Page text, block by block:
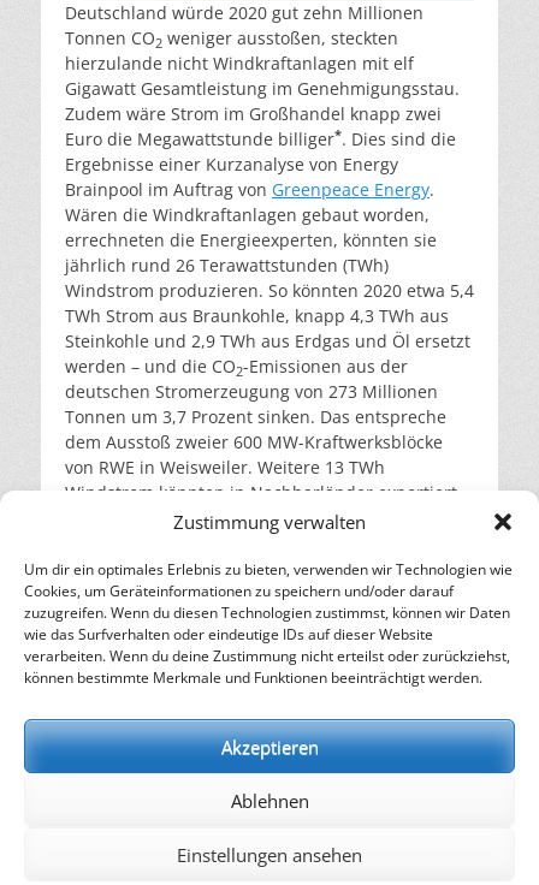
Zustimmung verwalten
Um dir ein optimales Erlebnis zu bieten, verwenden wir Technologien wie
Cookies, um Geräteinformationen zu speichern und/oder darauf
zuzugreifen. Wenn du diesen Technologien zustimmst, können wir Daten
wie das Surfverhalten oder eindeutige IDs auf dieser Website
verarbeiten. Wenn du deine Zustimmung nicht erteilst oder zurückziehst,
können bestimmte Merkmale und Funktionen beeinträchtigt werden.
Akzeptieren
Ablehnen
Einstellungen ansehen
Deutschland würde 2020 gut zehn Millionen
Tonnen CO2 weniger ausstoßen, steckten
hierzulande nicht Windkraftanlagen mit elf
Gigawatt Gesamtleistung im Genehmigungsstau.
Zudem wäre Strom im Großhandel knapp zwei
Euro die Megawattstunde billiger*. Dies sind die
Ergebnisse einer Kurzanalyse von Energy
Brainpool im Auftrag von Greenpeace Energy.
Wären die Windkraftanlagen gebaut worden,
errechneten die Energieexperten, könnten sie
jährlich rund 26 Terawattstunden (TWh)
Windstrom produzieren. So könnten 2020 etwa 5,4
TWh Strom aus Braunkohle, knapp 4,3 TWh aus
Steinkohle und 2,9 TWh aus Erdgas und Öl ersetzt
werden – und die CO2-Emissionen aus der
deutschen Stromerzeugung von 273 Millionen
Tonnen um 3,7 Prozent sinken. Das entspreche
dem Ausstoß zweier 600 MW-Kraftwerksblöcke
von RWE in Weisweiler. Weitere 13 TWh
Windstrom könnten in Nachbarländer exportiert
werden und auch dort den CO2-Ausstoß
Modellierung des europäischen Strommarktes im
Jahr 2020 für Greenpeace Energy. weiterlesen…
– Energie für die Zukunft –
Nachhaltigkeit, Kreislaufwirtschaft,
Erneuerbare Energien, Klimawandel und Energiewende.